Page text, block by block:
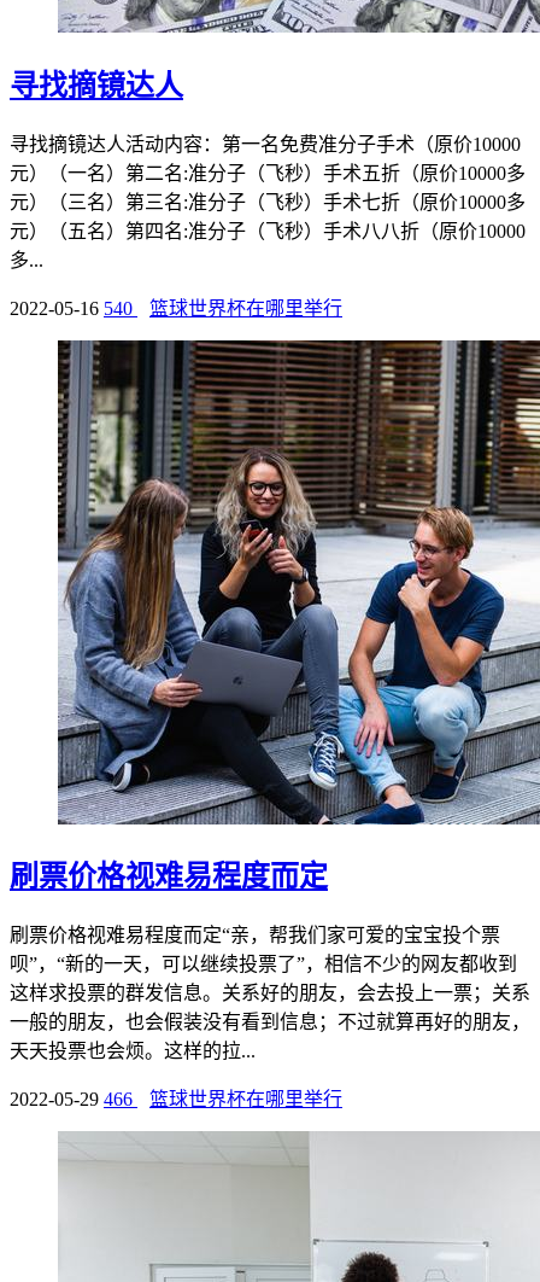
寻找摘镜达人
寻找摘镜达人活动内容：第一名免费准分子手术（原价10000
元）（一名）第二名:准分子（飞秒）手术五折（原价10000多
元）（三名）第三名:准分子（飞秒）手术七折（原价10000多
元）（五名）第四名:准分子（飞秒）手术八八折（原价10000
多...
2022-05-16 540 篮球世界杯在哪里举行
刷票价格视难易程度而定
刷票价格视难易程度而定“亲，帮我们家可爱的宝宝投个票
呗”，“新的一天，可以继续投票了”，相信不少的网友都收到
这样求投票的群发信息。关系好的朋友，会去投上一票；关系
一般的朋友，也会假装没有看到信息；不过就算再好的朋友，
天天投票也会烦。这样的拉...
2022-05-29 466 篮球世界杯在哪里举行